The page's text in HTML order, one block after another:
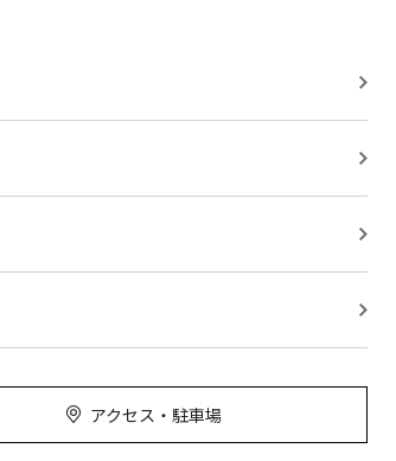
アクセス・駐車場